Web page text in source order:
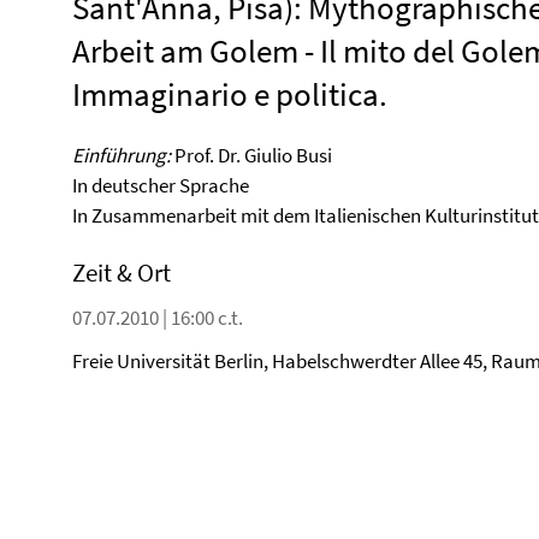
Arbeit am Golem - Il mito del
Immaginario e politica.
Einführung:Prof. Dr. Giulio Busi
In deutscher Sprache
In Zusammenarbeit mit dem Italienischen
Zeit & Ort
07.07.2010 | 16:00 c.t.
Freie Universität Berlin, Habelschwerdter Allee 45,